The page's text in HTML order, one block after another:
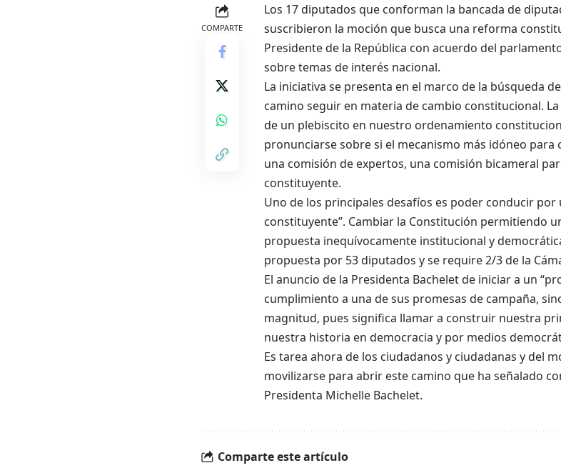
COMPARTE
Los 17 diputados que conforman la bancada de
suscribieron la moción que busca una reforma
Presidente de la República con acuerdo del
sobre temas de interés nacional.
La iniciativa se presenta en el marco de la búsqueda
camino seguir en materia de cambio constitucional.
de un plebiscito en nuestro ordenamiento
pronunciarse sobre si el mecanismo más idóneo
una comisión de expertos, una comisión bicameral
constituyente.
Uno de los principales desafíos es poder conducir por
constituyente”. Cambiar la Constitución permitiendo
propuesta inequívocamente institucional y
propuesta por 53 diputados y se require 2/3 de la
El anuncio de la Presidenta Bachelet de iniciar a un
cumplimiento a una de sus promesas de campaña,
magnitud, pues significa llamar a construir nuestra
nuestra historia en democracia y por medios
Es tarea ahora de los ciudadanos y ciudadanas y del
movilizarse para abrir este camino que ha señalado
Presidenta Michelle Bachelet.
Comparte este artículo